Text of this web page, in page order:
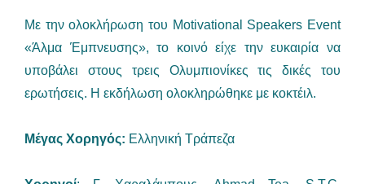
Με την ολοκλήρωση του Motivational Speakers Event
«Άλμα Έμπνευσης», το κοινό είχε την ευκαιρία να
υποβάλει στους τρεις Ολυμπιονίκες τις δικές του
ερωτήσεις. Η εκδήλωση ολοκληρώθηκε με κοκτέιλ.
Μέγας Χορηγός: Ελληνική Τράπεζα